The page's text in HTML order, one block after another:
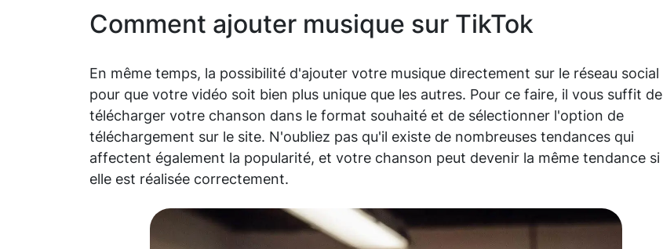
Comment ajouter musique sur TikTok
En même temps, la possibilité d'ajouter votre musique directement sur le réseau social
pour que votre vidéo soit bien plus unique que les autres. Pour ce faire, il vous suffit de
télécharger votre chanson dans le format souhaité et de sélectionner l'option de
téléchargement sur le site. N'oubliez pas qu'il existe de nombreuses tendances qui
affectent également la popularité, et votre chanson peut devenir la même tendance si
elle est réalisée correctement.